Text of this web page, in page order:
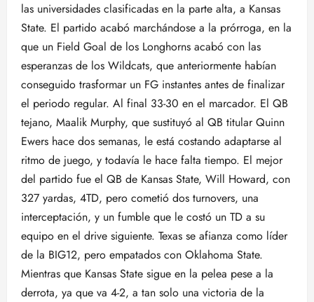
las universidades clasificadas en la parte alta, a Kansas
State. El partido acabó marchándose a la prórroga, en la
que un Field Goal de los Longhorns acabó con las
esperanzas de los Wildcats, que anteriormente habían
conseguido trasformar un FG instantes antes de finalizar
el periodo regular. Al final 33-30 en el marcador. El QB
tejano, Maalik Murphy, que sustituyó al QB titular Quinn
Ewers hace dos semanas, le está costando adaptarse al
ritmo de juego, y todavía le hace falta tiempo. El mejor
del partido fue el QB de Kansas State, Will Howard, con
327 yardas, 4TD, pero cometió dos turnovers, una
interceptación, y un fumble que le costó un TD a su
equipo en el drive siguiente. Texas se afianza como líder
de la BIG12, pero empatados con Oklahoma State.
Mientras que Kansas State sigue en la pelea pese a la
derrota, ya que va 4-2, a tan solo una victoria de la